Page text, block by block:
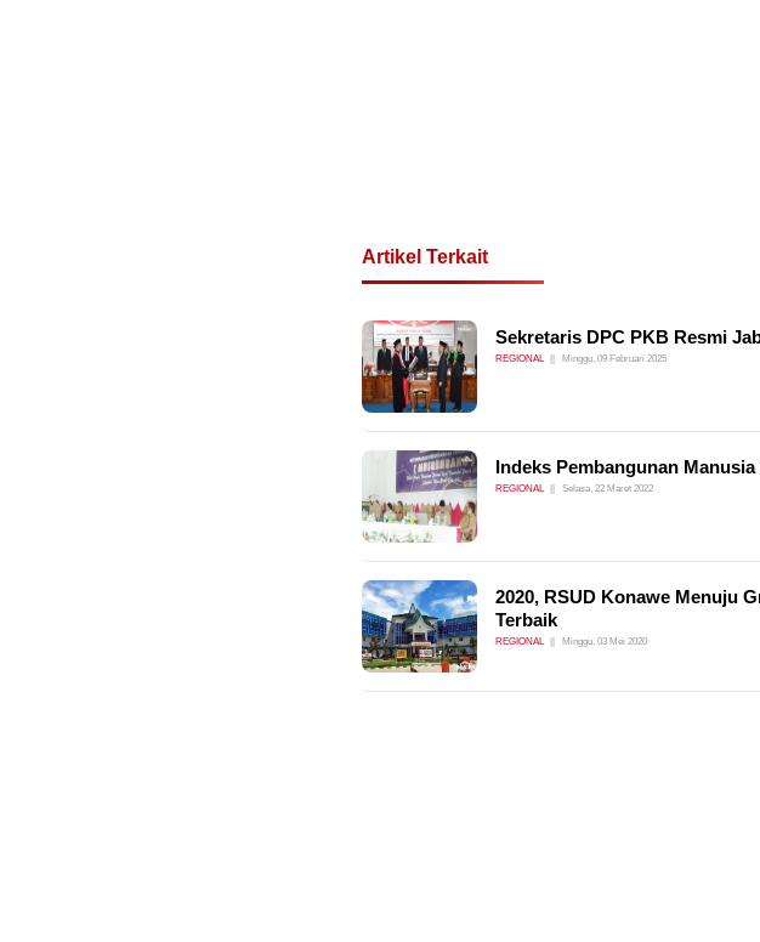
Artikel Terkait
Sekretaris DPC PKB Resmi
REGIONAL Minggu, 09 Februari 2025
Indeks Pembangunan
REGIONAL Selasa, 22 Maret 2022
2020, RSUD Konawe Menuju
Terbaik
REGIONAL Minggu, 03 Mei 2020